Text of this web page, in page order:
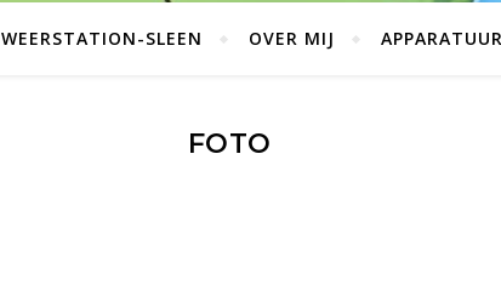
WEERSTATION-SLEEN OVER MIJ
FOTO